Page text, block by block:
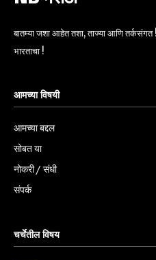
बातम्या जशा आहेत तशा, ताज्या आणि तर्कसंगत
भारताचा !
आमच्या विषयी
आमच्या बद्दल
सोबत या
नोकरी / संधी
संपर्क
चर्चेतील विषय